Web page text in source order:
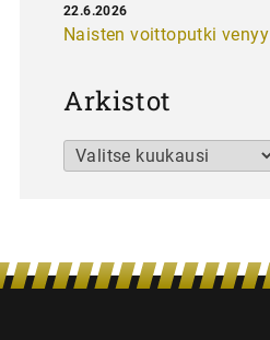
Naisten voittoputki venyy
22.6.2026
Arkistot
Arkistot